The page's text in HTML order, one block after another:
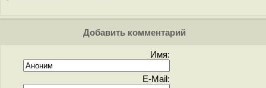
Добавить комментарий
Имя:
E-Mail: